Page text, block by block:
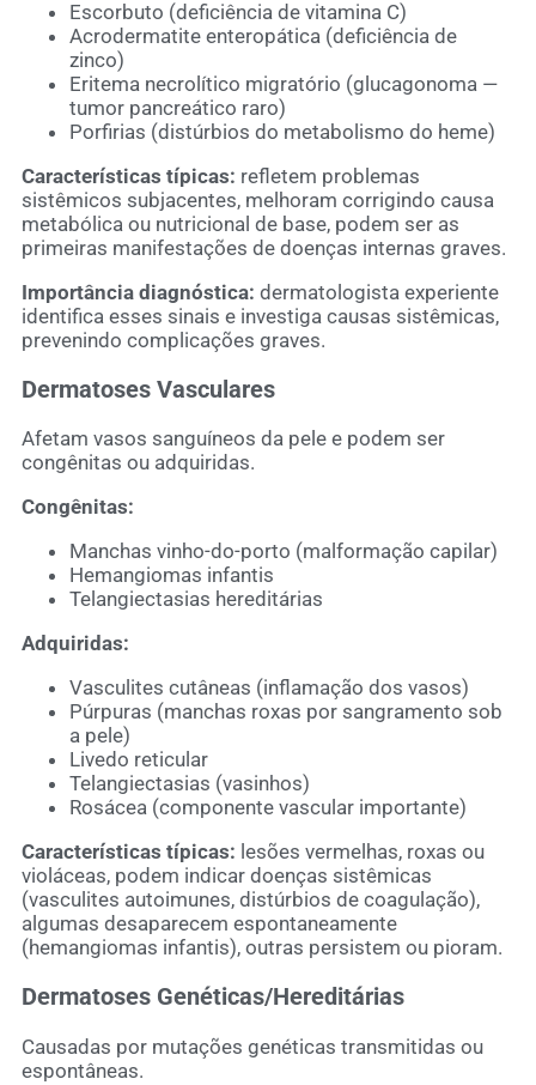
Escorbuto (deficiência de vitamina C)
Acrodermatite enteropática (deficiência de
zinco)
Eritema necrolítico migratório (glucagonoma —
tumor pancreático raro)
Porfirias (distúrbios do metabolismo do heme)
Características típicas: refletem problemas
sistêmicos subjacentes, melhoram corrigindo causa
metabólica ou nutricional de base, podem ser as
primeiras manifestações de doenças internas graves.
Importância diagnóstica: dermatologista experiente
identifica esses sinais e investiga causas sistêmicas,
prevenindo complicações graves.
Dermatoses Vasculares
Afetam vasos sanguíneos da pele e podem ser
congênitas ou adquiridas.
Congênitas:
Manchas vinho-do-porto (malformação capilar)
Hemangiomas infantis
Telangiectasias hereditárias
Adquiridas:
Vasculites cutâneas (inflamação dos vasos)
Púrpuras (manchas roxas por sangramento sob
a pele)
Livedo reticular
Telangiectasias (vasinhos)
Rosácea (componente vascular importante)
Características típicas: lesões vermelhas, roxas ou
violáceas, podem indicar doenças sistêmicas
(vasculites autoimunes, distúrbios de coagulação),
algumas desaparecem espontaneamente
(hemangiomas infantis), outras persistem ou pioram.
Dermatoses Genéticas/Hereditárias
Causadas por mutações genéticas transmitidas ou
espontâneas.